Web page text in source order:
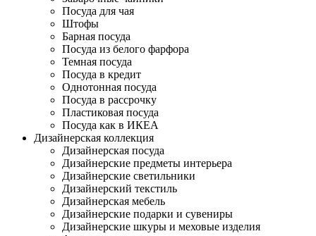
Посуда для чая
Штофы
Барная посуда
Посуда из белого фарфора
Темная посуда
Посуда в кредит
Однотонная посуда
Посуда в рассрочку
Пластиковая посуда
Посуда как в ИКЕА
Дизайнерская коллекция
Дизайнерская посуда
Дизайнерские предметы интерьера
Дизайнерские светильники
Дизайнерский текстиль
Дизайнерская мебель
Дизайнерские подарки и сувениры
Дизайнерские шкуры и меховые изделия